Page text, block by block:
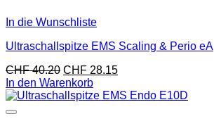
In die Wunschliste
Ultraschallspitze EMS Scaling & Perio eA
CHF40.20 CHF 28.15
In den Warenkorb